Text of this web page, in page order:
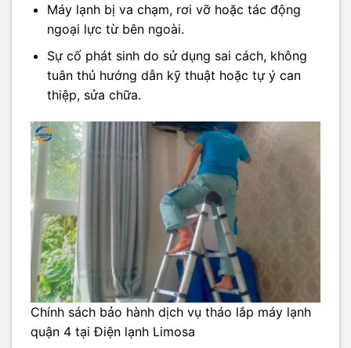
Máy lạnh bị va chạm, rơi vỡ hoặc tác động
ngoại lực từ bên ngoài.
Sự cố phát sinh do sử dụng sai cách, không
tuân thủ hướng dẫn kỹ thuật hoặc tự ý can
thiệp, sửa chữa.
Chính sách bảo hành dịch vụ tháo lắp máy lạnh
quận 4 tại Điện lạnh Limosa